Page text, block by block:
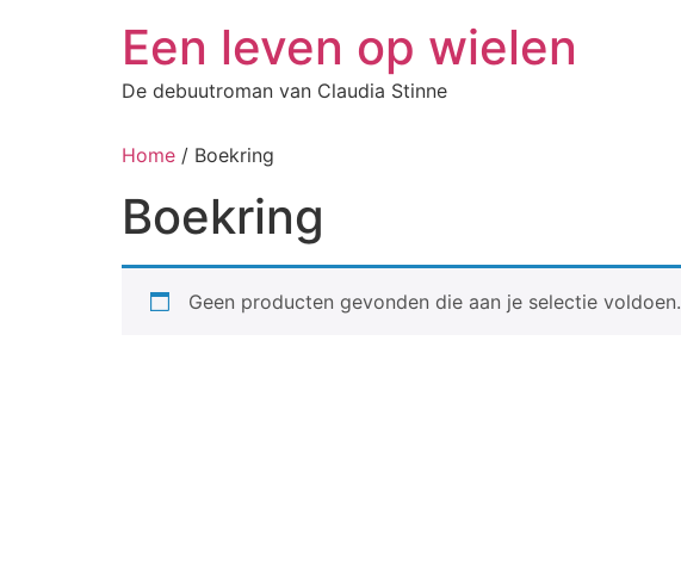
Een leven op wielen
De debuutroman van Claudia Stinne
Home / Boekring
Boekring
Geen producten gevonden die aan je selectie voldoen.